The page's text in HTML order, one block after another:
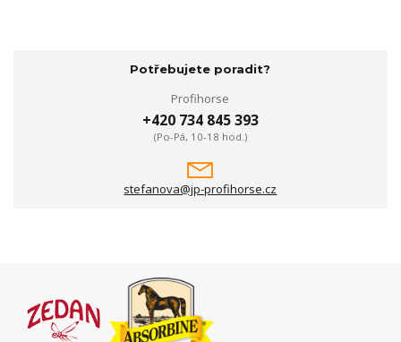
Potřebujete poradit?
Profihorse
+420 734 845 393
(Po-Pá, 10-18 hod.)
stefanova@jp-profihorse.cz